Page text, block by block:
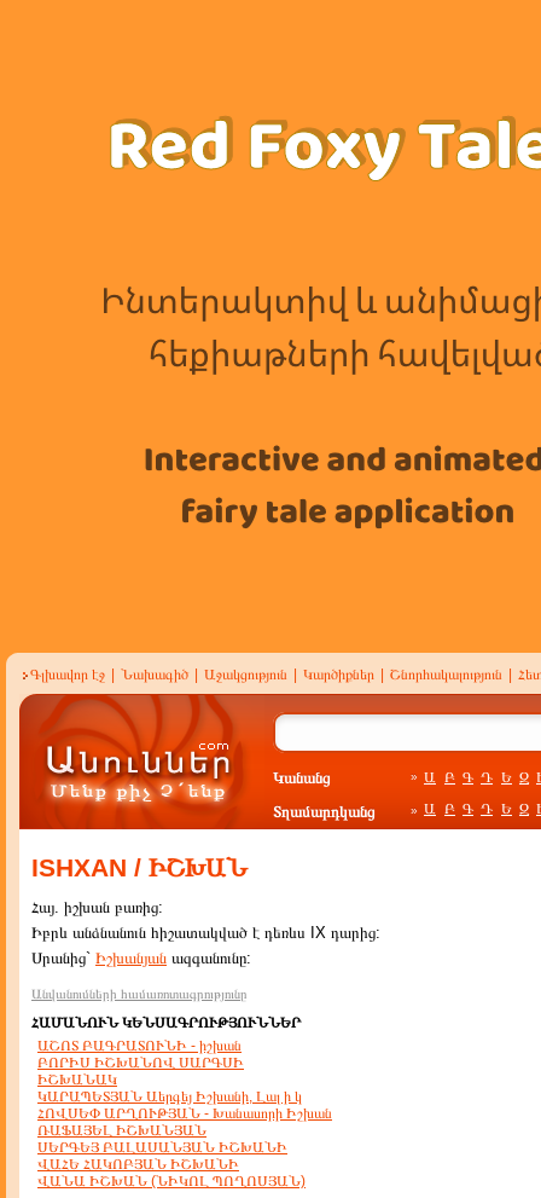
Գլխավոր էջ Նախագիծ Աջակցություն Կարծիքներ Շնորհակալություն
Կանանց » Ա Բ Գ Դ Ե Զ
Տղամարդկանց » Ա Բ Գ Դ Ե Զ
ISHXAN / ԻՇԽԱՆ
Հայ. իշխան բառից:
Իբրև անձնանուն հիշատակված է դեռևս IX դարից:
Սրանից` Իշխանյան ազգանունը:
Անվանումների համառոտագրությունը
ՀԱՄԱՆՈՒՆ ԿԵՆՍԱԳՐՈՒԹՅՈՒՆՆԵՐ
ԱՇՈՏ ԲԱԳՐԱՏՈՒՆԻ - իշխան
ԲՈՐԻՍ ԻՇԽԱՆՈՎ ՍԱՐԳՍԻ
ԻՇԽԱՆԱԿ
ԿԱՐԱՊԵՏՅԱՆ Աերգեյ Իշխանի, Լալ ի կ
ՀՈՎՍԵՓ ԱՐՂՈՒԹՅԱՆ - Խանասորի Իշխան
ՌԱՖԱՅԵԼ ԻՇԽԱՆՅԱՆ
ՍԵՐԳԵՅ ԲԱԼԱՍԱՆՅԱՆ ԻՇԽԱՆԻ
ՎԱՀԵ ՀԱԿՈԲՅԱՆ ԻՇԽԱՆԻ
ՎԱՆԱ ԻՇԽԱՆ (ՆԻԿՈԼ ՊՈՂՈՍՅԱՆ)